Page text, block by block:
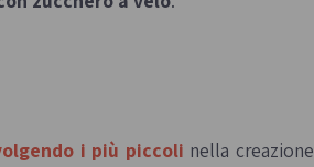
i più piccoli nella creazione